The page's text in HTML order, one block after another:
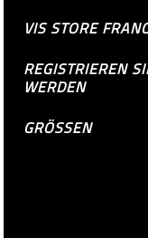
VIS STORE
REGISTRIEREN
WERDEN
GRÖSSEN